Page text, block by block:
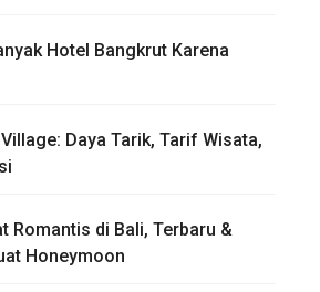
Hotel Bangkrut Karena
Daya Tarik, Tarif Wisata,
Romantis di Bali, Terbaru &
Honeymoon